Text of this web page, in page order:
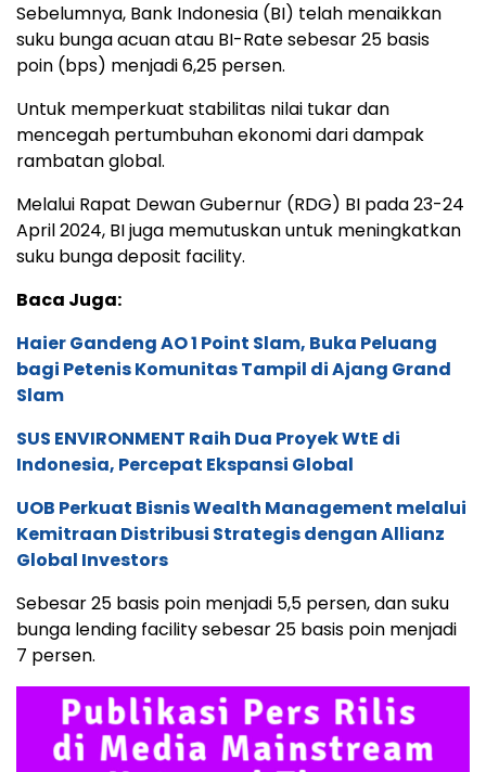
Sebelumnya, Bank Indonesia (BI) telah menaikkan
suku bunga acuan atau BI-Rate sebesar 25 basis
poin (bps) menjadi 6,25 persen.
Untuk memperkuat stabilitas nilai tukar dan
mencegah pertumbuhan ekonomi dari dampak
rambatan global.
Melalui Rapat Dewan Gubernur (RDG) BI pada 23-24
April 2024, BI juga memutuskan untuk meningkatkan
suku bunga deposit facility.
Baca Juga:
Haier Gandeng AO 1 Point Slam, Buka Peluang
bagi Petenis Komunitas Tampil di Ajang Grand
Slam
SUS ENVIRONMENT Raih Dua Proyek WtE di
Indonesia, Percepat Ekspansi Global
UOB Perkuat Bisnis Wealth Management melalui
Kemitraan Distribusi Strategis dengan Allianz
Global Investors
Sebesar 25 basis poin menjadi 5,5 persen, dan suku
bunga lending facility sebesar 25 basis poin menjadi
7 persen.